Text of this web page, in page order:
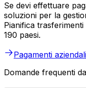
Se devi effettuare
soluzioni per la
Pianifica
190 paesi.
Pagamenti aziendali
Domande frequenti